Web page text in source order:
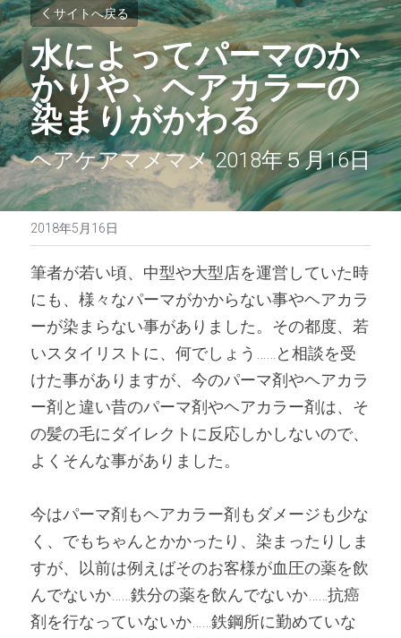
サイトへ戻る
水によってパーマのか
かりや、ヘアカラーの
染まりがかわる
ヘアケアマメマメ 2018年５月16日
2018年5月16日
筆者が若い頃、中型や大型店を運営していた時
にも、様々なパーマがかからない事やヘアカラ
ーが染まらない事がありました。その都度、若
いスタイリストに、何でしょう……と相談を受
けた事がありますが、今のパーマ剤やヘアカラ
ー剤と違い昔のパーマ剤やヘアカラー剤は、そ
の髪の毛にダイレクトに反応しかしないので、
よくそんな事がありました。
今はパーマ剤もヘアカラー剤もダメージも少な
く、でもちゃんとかかったり、染まったりしま
すが、以前は例えばそのお客様が血圧の薬を飲
んでないか……鉄分の薬を飲んでないか……抗癌
剤を行なっていないか……鉄鋼所に勤めていな